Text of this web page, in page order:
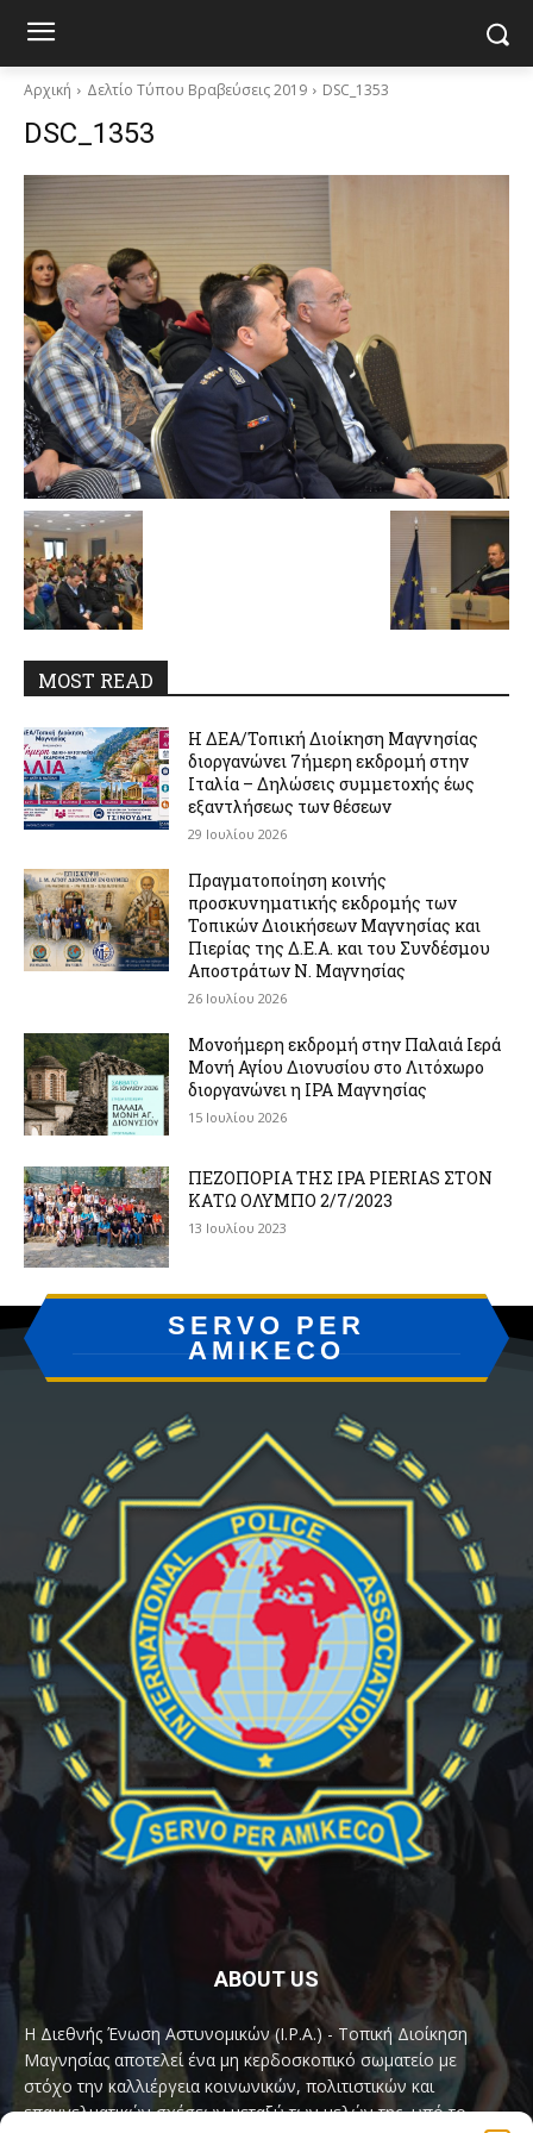
Αρχική Δελτίο Τύπου Βραβεύσεις 2019 DSC_1353
DSC_1353
MOST READ
Η ΔΕΑ/Τοπική Διοίκηση Μαγνησίας
διοργανώνει 7ήμερη εκδρομή στην
Ιταλία – Δηλώσεις συμμετοχής έως
εξαντλήσεως των θέσεων
29 Ιουλίου 2026
Πραγματοποίηση κοινής
προσκυνηματικής εκδρομής των
Τοπικών Διοικήσεων Μαγνησίας και
Πιερίας της Δ.Ε.Α. και του Συνδέσμου
Αποστράτων Ν. Μαγνησίας
26 Ιουλίου 2026
Μονοήμερη εκδρομή στην Παλαιά Ιερά
Μονή Αγίου Διονυσίου στο Λιτόχωρο
διοργανώνει η IPA Μαγνησίας
15 Ιουλίου 2026
ΠΕΖΟΠΟΡΙΑ ΤΗΣ IPA PIERIAS ΣΤΟΝ
ΚΑΤΩ ΟΛΥΜΠΟ 2/7/2023
13 Ιουλίου 2023
SERVO PER
AMIKECO
ABOUT US
Η Διεθνής Ένωση Αστυνομικών (I.P.A.) - Τοπική Διοίκηση
Μαγνησίας αποτελεί ένα μη κερδοσκοπικό σωματείο με
στόχο την καλλιέργεια κοινωνικών, πολιτιστικών και
επαγγελματικών σχέσεων μεταξύ των μελών της, υπό το